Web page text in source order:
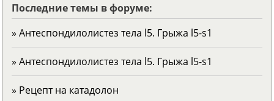
Последние темы в форуме:
» Антеспондилолистез тела l5. Грыжа l5-s1
» Антеспондилолистез тела l5. Грыжа l5-s1
» Рецепт на катадолон